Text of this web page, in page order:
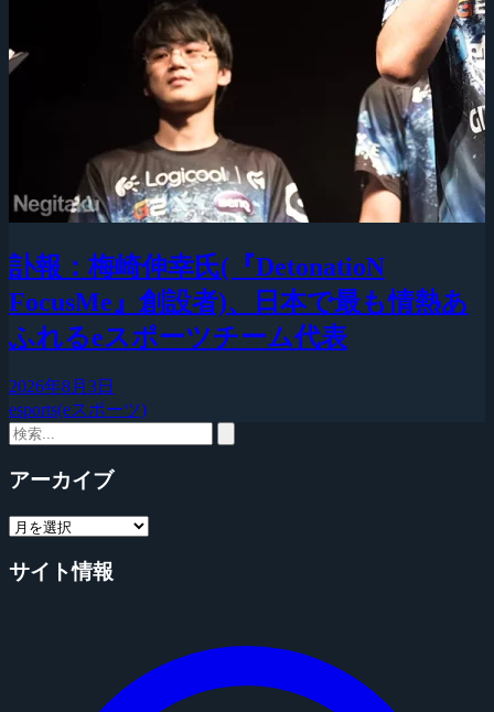
訃報：梅崎伸幸氏(『DetonatioN
FocusMe』創設者)、日本で最も情熱あ
ふれるeスポーツチーム代表
2026年8月3日
esports(eスポーツ)
アーカイブ
サイト情報